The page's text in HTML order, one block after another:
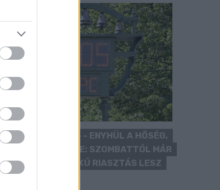
KÁNIKULA 2026 - ENYHÜL A HŐSÉG,
DE MÉG NINCS VÉGE: SZOMBATTÓL MÁR
MÁSODFOKÚ RIASZTÁS LESZ
ÉRVÉNYBEN